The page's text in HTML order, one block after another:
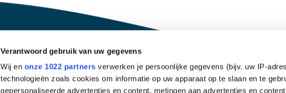
Verantwoord gebruik van uw gegevens
Wij en onze 1022 partners verwerken je persoonlijke gegevens (bijv. uw IP-
technologieën zoals cookies om informatie op uw apparaat op te slaan en te
gepersonaliseerde advertenties en content, metingen aan advertenties en